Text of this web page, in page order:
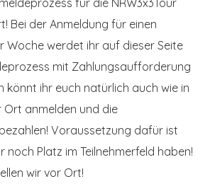
für die NRW3x3Tour
Bei der Anmeldung für einen
Woche werdet ihr auf dieser Seite
mit Zahlungsaufforderung
könnt ihr euch natürlich auch wie in
anmelden und die
Voraussetzung dafür ist
noch Platz im Teilnehmerfeld haben!
wir vor Ort!